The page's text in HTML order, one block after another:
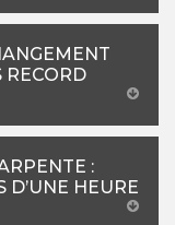
RECORD
:
HEURE